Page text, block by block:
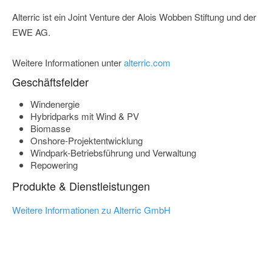
Alterric ist ein Joint Venture der Alois Wobben Stiftung und der
EWE AG.
Weitere Informationen unteralterric.com
Geschäftsfelder
Windenergie
Hybridparks mit Wind & PV
Biomasse
Onshore-Projektentwicklung
Windpark-Betriebsführung und Verwaltung
Repowering
Produkte & Dienstleistungen
Weitere Informationen zu Alterric GmbH